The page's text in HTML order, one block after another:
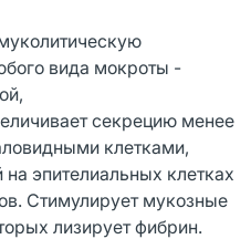
вида мокроты -
секрецию менее
клетками,
эпителиальных клетках
Стимулирует мукозные
лизирует фибрин.